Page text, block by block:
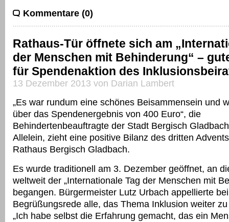
Kommentare (0)
Rathaus-Tür öffnete sich am
der Menschen mit Behinderung“ –
für Spendenaktion des
13 Dezember 2013 von Darian Lambert
„Es war rundum eine schönes Beisammensein und
über das Spendenergebnis von 400 Euro“, die
Behindertenbeauftragte der Stadt Bergisch
Allelein, zieht eine positive Bilanz des dritten
Rathaus Bergisch Gladbach.
Es wurde traditionell am 3. Dezember geöffnet, an
weltweit der „Internationale Tag der Menschen mit
begangen. Bürgermeister Lutz Urbach appellierte
Begrüßungsrede alle, das Thema Inklusion weiter
„Ich habe selbst die Erfahrung gemacht, das ein